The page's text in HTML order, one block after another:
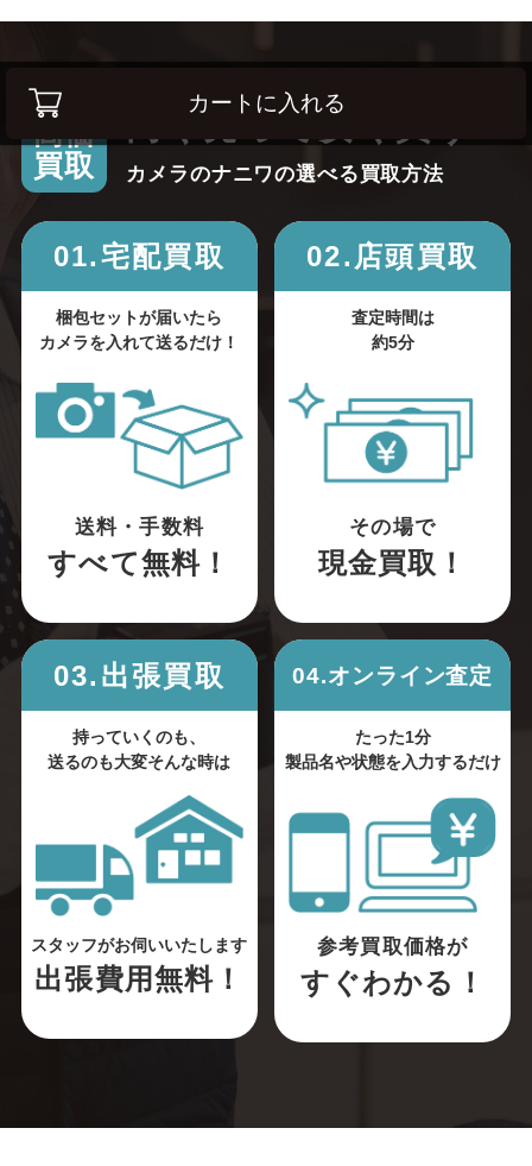
カートに入れる
高価
買取
高く売って安く買う！
カメラのナニワの選べる買取方法
01.宅配買取
梱包セットが届いたら
カメラを入れて送るだけ！
送料・手数料
すべて無料！
02.店頭買取
査定時間は
約5分
その場で
現金買取！
03.出張買取
持っていくのも、
送るのも大変そんな時は
スタッフがお伺いいたします
出張費用無料！
04.オンライン査定
たった1分
製品名や状態を入力するだけ
参考買取価格が
すぐわかる！